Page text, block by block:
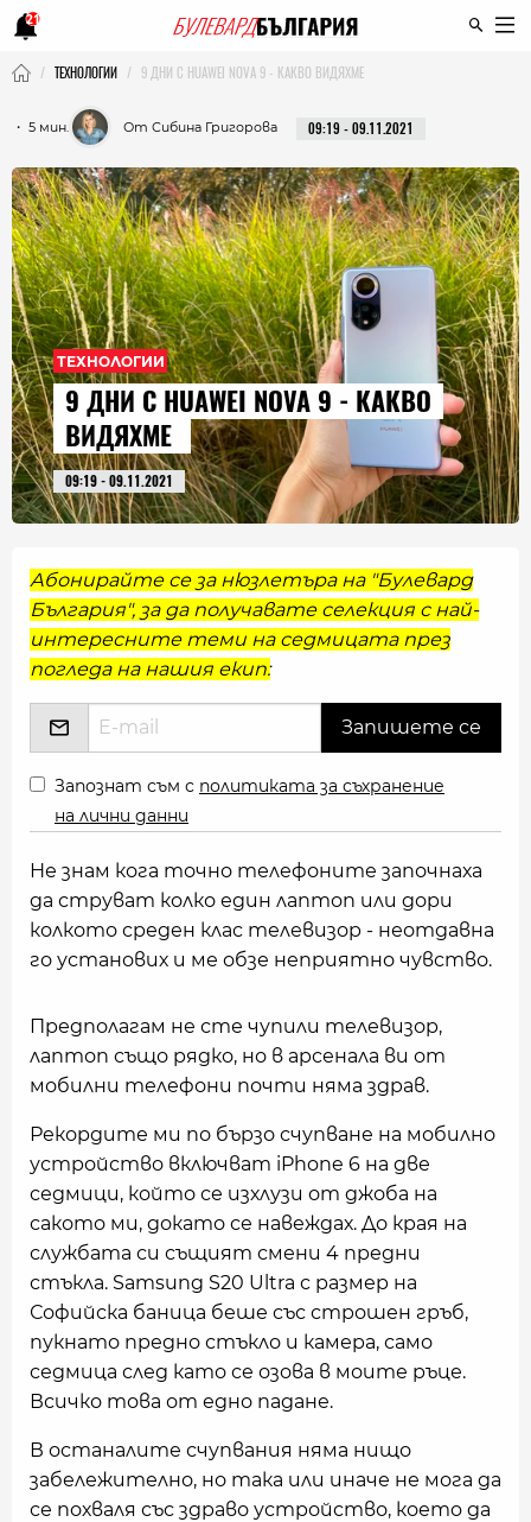
21
ТЕХНОЛОГИИ 9 ДНИ С HUAWEI NOVA 9 - КАКВО ВИДЯХМЕ
・ 5 мин. От Сибина Григорова 09:19 - 09.11.2021
ТЕХНОЛОГИИ
9 ДНИ С HUAWEI NOVA 9 - КАКВО
ВИДЯХМЕ
09:19 - 09.11.2021
Абонирайте се за нюзлетъра на "Булевард
България", за да получавате селекция с най-
интересните теми на седмицата през
погледа на нашия екип:
Запознат съм с политиката за съхранение
на лични данни
Не знам кога точно телефоните започнаха
да струват колко един лаптоп или дори
колкото среден клас телевизор - неотдавна
го установих и ме обзе неприятно чувство.
Предполагам не сте чупили телевизор,
лаптоп също рядко, но в арсенала ви от
мобилни телефони почти няма здрав.
Рекордите ми по бързо счупване на мобилно
устройство включват iPhone 6 на две
седмици, който се изхлузи от джоба на
сакото ми, докато се навеждах. До края на
службата си същият смени 4 предни
стъкла. Samsung S20 Ultra с размер на
Софийска баница беше със строшен гръб,
пукнато предно стъкло и камера, само
седмица след като се озова в моите ръце.
Всичко това от едно падане.
В останалите счупвания няма нищо
забележително, но така или иначе не мога да
се похваля със здраво устройство, коетo да